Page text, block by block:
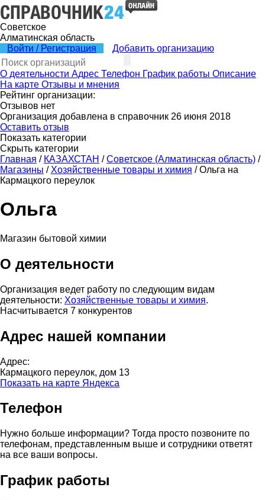
Советское
Алматинская область
Войти / Регистрация
Добавить организацию
О деятельности Адрес Телефон График работы Описание
На карте Отзывы и мнения
Рейтинг организации:
Отзывов нет
Организация добавлена в справочник 26 июня 2018
Оставить отзыв
Показать категории
Скрыть категории
Главная / КАЗАХСТАН / Советское (Алматинская область) /
Магазины / Хозяйственные товары и химия / Ольга на
Кармацкого переулок
Ольга
Магазин бытовой химии
О деятельности
Организация ведет работу по следующим видам
деятельности: Хозяйственные товары и химия.
Насчитывается 7 конкурентов
Адрес нашей компании
Адрес:
Кармацкого переулок, дом 13
Показать на карте Яндекса
Телефон
Нужно больше информации? Тогда просто позвоните по
телефонам, представленным выше и сотрудники ответят
на все ваши вопросы.
График работы